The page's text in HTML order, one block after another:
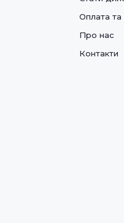
Оплата та
Про нас
Контакти